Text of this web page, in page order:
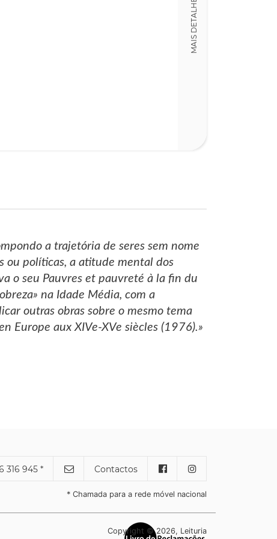
MAIS DETALHES
a trajetória de seres sem nome
ou políticas, a atitude mental dos
o seu Pauvres et pauvreté à la fin du
na Idade Média, com a
outras obras sobre o mesmo tema
Europe aux XIVe-XVe siècles (1976).»
316 945 * Contactos
* Chamada para a rede móvel nacional
Copyright © 2026, Leituria